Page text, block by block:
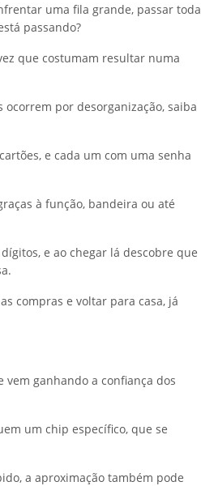
uma fila grande, passar toda
passando?
que costumam resultar numa
ocorrem por desorganização, saiba
e cada um com uma senha
à função, bandeira ou até
e ao chegar lá descobre que
compras e voltar para casa, já
ganhando a confiança dos
um chip específico, que se
a aproximação também pode